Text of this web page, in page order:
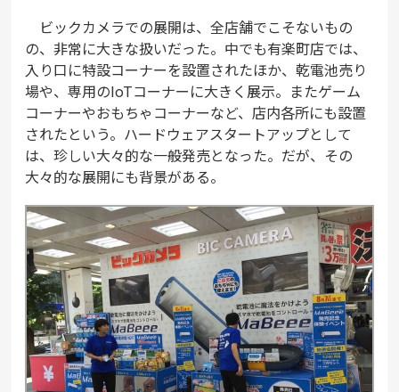
ビックカメラでの展開は、全店舗でこそないもの
の、非常に大きな扱いだった。中でも有楽町店では、
入り口に特設コーナーを設置されたほか、乾電池売り
場や、専用のIoTコーナーに大きく展示。またゲーム
コーナーやおもちゃコーナーなど、店内各所にも設置
されたという。ハードウェアスタートアップとして
は、珍しい大々的な一般発売となった。だが、その
大々的な展開にも背景がある。